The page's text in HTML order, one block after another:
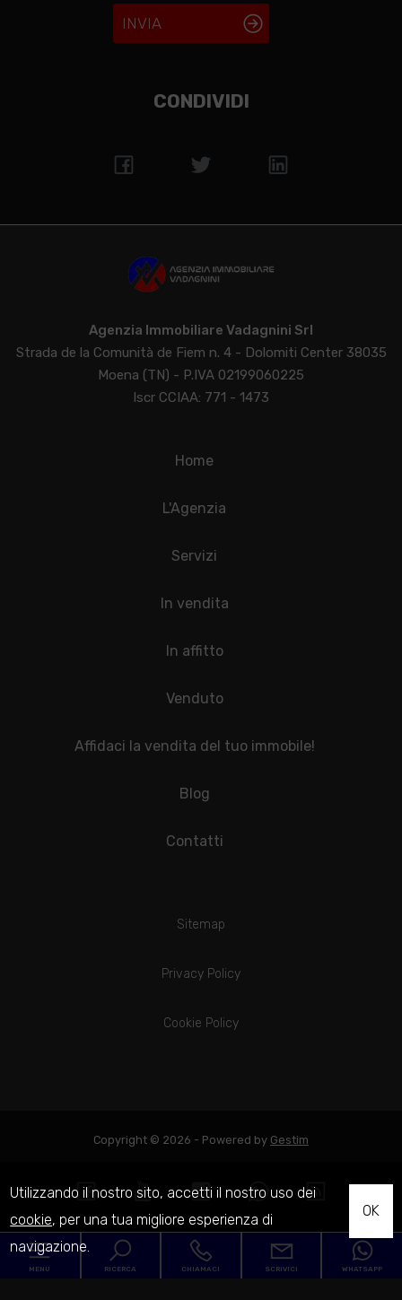
INVIA
CONDIVIDI
Agenzia Immobiliare Vadagnini Srl
Strada de la Comunità de Fiem n. 4 - Dolomiti Center 38035
Moena (TN) - P.IVA 02199060225
Iscr CCIAA: 771 - 1473
Home
L'Agenzia
Servizi
In vendita
In affitto
Venduto
Affidaci la vendita del tuo immobile!
Blog
Contatti
Sitemap
Privacy Policy
Cookie Policy
Copyright © 2026 - Powered by Gestim
MENU RICERCA CHIAMACI SCRIVICI WHATSAPP
Utilizzando il nostro sito, accetti il nostro uso dei
cookie, per una tua migliore esperienza di
navigazione.
OK